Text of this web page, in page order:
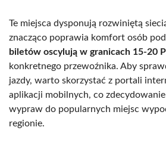
Te miejsca dysponują rozwiniętą
znacząco poprawia komfort osób
biletów oscylują w granicach 15-20
konkretnego przewoźnika. Aby
jazdy, warto skorzystać z portali
aplikacji mobilnych, co
wypraw do popularnych miejsc
regionie.